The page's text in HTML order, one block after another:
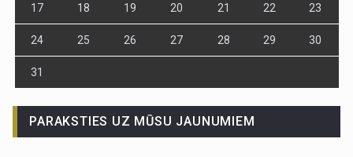
17 18 19 20 21 22 23
24 25 26 27 28 29 30
31
PARAKSTIES UZ MŪSU JAUNUMIEM